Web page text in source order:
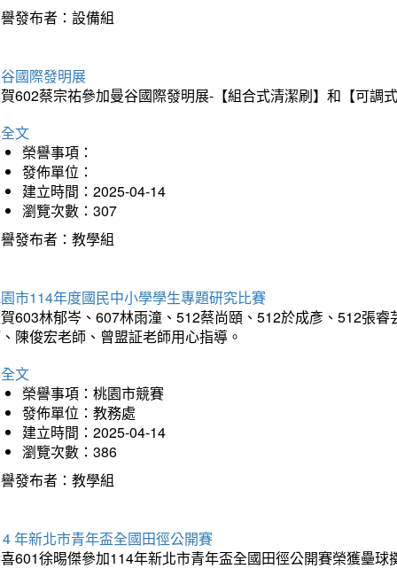
發布者：設備組
國際發明展
602蔡宗祐參加曼谷國際發明展-【組合式清潔刷】和【可調
文
榮譽事項：
發佈單位：
建立時間：2025-04-14
瀏覽次數：307
發布者：教學組
市114年度國民中小學學生專題研究比賽
603林郁岑、607林雨潼、512蔡尚頤、512於成彥、512張
陳俊宏老師、曾盟証老師用心指導。
文
榮譽事項：桃園市競賽
發佈單位：教務處
建立時間：2025-04-14
瀏覽次數：386
發布者：教學組
年新北市青年盃全國田徑公開賽
601徐晹傑參加114年新北市青年盃全國田徑公開賽榮獲壘